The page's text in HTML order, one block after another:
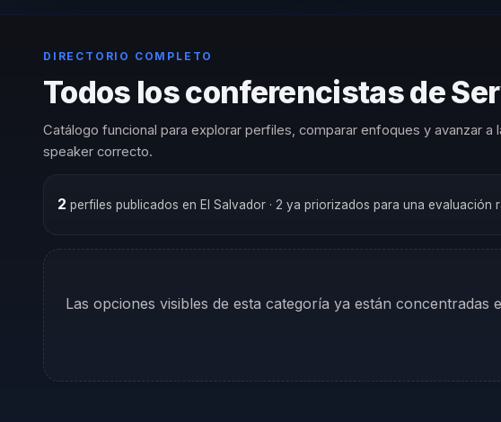
DIRECTORIO COMPLETO
Todos los conferencistas de
Catálogo funcional para explorar perfiles, comparar enfoques y avanzar a
speaker correcto.
2 perfiles publicados en El Salvador · 2 ya priorizados para una evaluación
Las opciones visibles de esta categoría ya están concentradas